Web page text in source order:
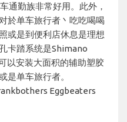
通勤族非常好用。此外，
於单车旅行者丶吃吃喝喝
或是到便利店休息是理想
卡踏系统是Shimano
以安装大面积的辅助塑胶
是单车旅行者。
Eggbeaters